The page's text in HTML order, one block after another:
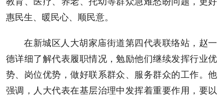
惠民生、暖民心、顺民意。
在新城区人大胡家庙街道第四代表联络站，赵一
德详细了解代表履职情况，勉励他们继续发挥行业优
势、岗位优势，做好联系群众、服务群众的工作。他
强调，人大代表在基层治理中发挥着重要作用，要以